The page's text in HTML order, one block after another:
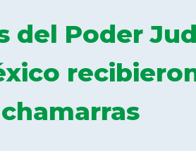
del Poder